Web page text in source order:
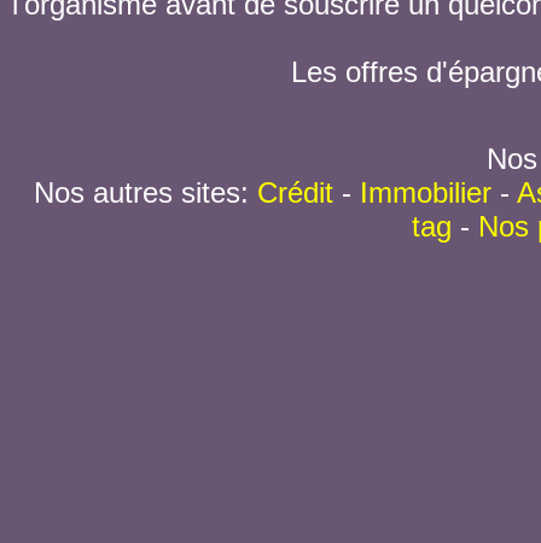
Les offres
Nos autres sites: Crédit- Immobilier-
tag - Nos